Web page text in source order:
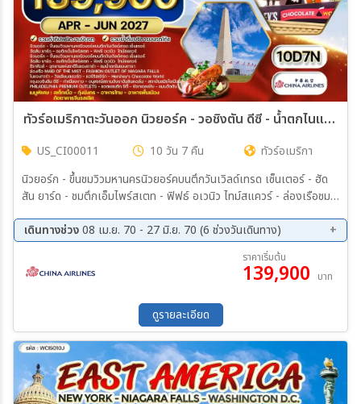
ทัวร์อเมริกาตะวันออก นิวยอร์ค - วอชิงตัน ดีซี - น้ำตกไนแองการา 10 วัน (CI) APR - JUN 2027
US_CI00011 10 วัน 7 คืน
ทัวร์อเมริกา
นิวยอร์ก - ขึ้นชมวิวมหานครนิวยอร์คบนตึกวันเวิลด์เทรด เซ็นเตอร์ - ฮัด
สัน ยาร์ด - ชมตึกเอ็มไพร์สเตท - ฟิฟธ์ อเวนิว ไทม์สแควร์ - ล่องเรือชม
ไนแองการ่า - ชมน้ำตกไนแองการา - ล่องเรือ MAID OF THE MIST -
FASHION OUTLET OF NIAGARA FALLS - ไนแองการ่า - วิลเลียม
สปอร์ต - แฮร์ริสเบิร์ก
เดินทางช่วง08 เม.ย. 70 - 27 มิ.ย. 70 (6 ช่วงวันเดินทาง)
10 เม.ย 70 - 19 เม.ย 70
30 เม.ย 70 - 09 พ.ค. 70
19 พ.ค. 70 - 28 พ.ค. 70
18 มิ.ย 70 - 27 มิ.ย 70
ราคาเริ่มต้น
139,900 บาท
ดูรายละเอียด